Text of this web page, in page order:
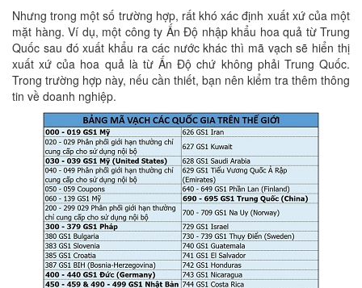
Nhưng trong một số trường hợp, rất khó xác định xuất xứ của một
mặt hàng. Ví dụ, một công ty Ấn Độ nhập khẩu hoa quả từ Trung
Quốc sau đó xuất khẩu ra các nước khác thì mã vạch sẽ hiển thị
xuất xứ của hoa quả là từ Ấn Độ chứ không phải Trung Quốc.
Trong trường hợp này, nếu cần thiết, bạn nên kiểm tra thêm thông
tin về doanh nghiệp.